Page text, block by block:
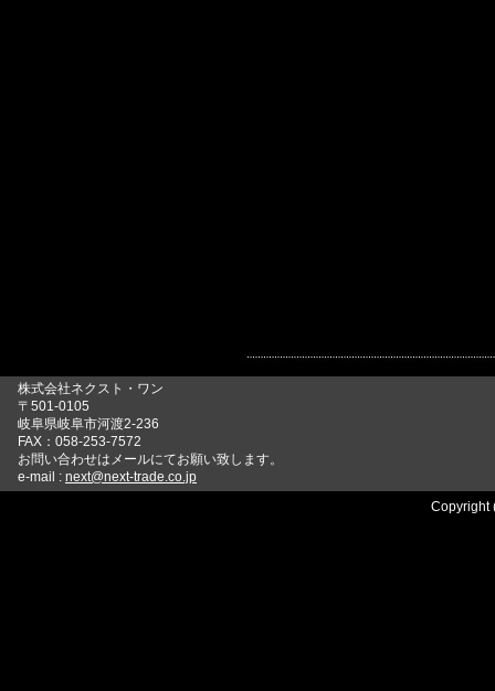
株式会社ネクスト・ワン
〒501-0105
岐阜県岐阜市河渡2-236
FAX：058-253-7572
お問い合わせはメールにてお願い致します。
e-mail : next@next-trade.co.jp
Copyright